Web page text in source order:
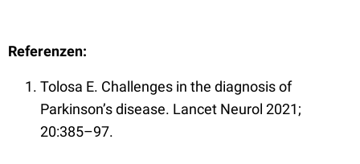
Referenzen:
Tolosa E. Challenges in the diagnosis of
Parkinson’s disease. Lancet Neurol 2021;
20:385–97.